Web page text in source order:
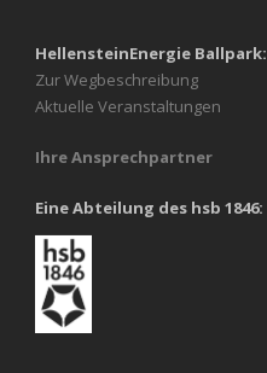
HellensteinEnergie Ballpark:
Zur Wegbeschreibung
Aktuelle Veranstaltungen
Ihre Ansprechpartner
Eine Abteilung des hsb 1846: